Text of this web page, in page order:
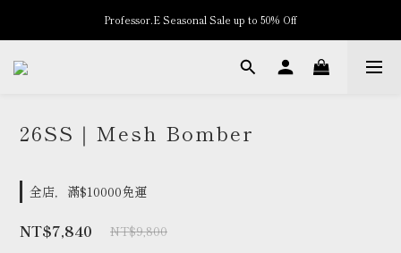
New Arrivals
Professor.E Seasonal Sale up to 50% Off
26SS｜Mesh Bomber
全店，滿$10000免運
NT$7,840 NT$9,800